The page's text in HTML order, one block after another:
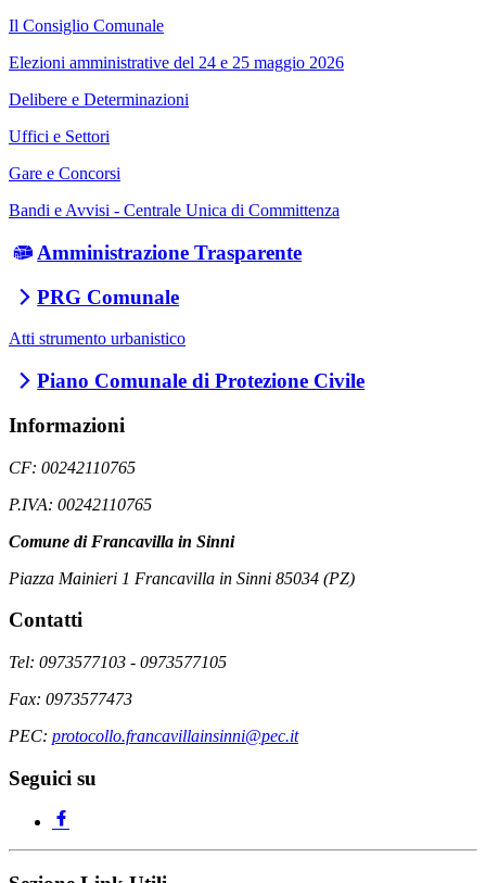
Il Consiglio Comunale
Elezioni amministrative del 24 e 25 maggio 2026
Delibere e Determinazioni
Uffici e Settori
Gare e Concorsi
Bandi e Avvisi - Centrale Unica di Committenza
Amministrazione Trasparente
PRG Comunale
Atti strumento urbanistico
Piano Comunale di Protezione Civile
Informazioni
CF: 00242110765
P.IVA: 00242110765
Comune di Francavilla in Sinni
Piazza Mainieri 1 Francavilla in Sinni 85034 (PZ)
Contatti
Tel: 0973577103 - 0973577105
Fax: 0973577473
PEC: protocollo.francavillainsinni@pec.it
Seguici su